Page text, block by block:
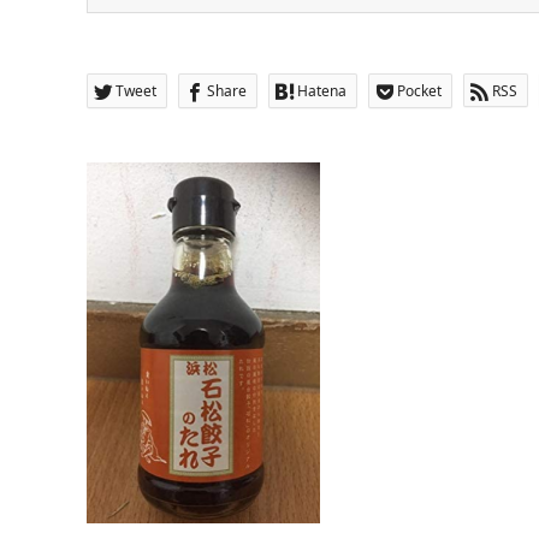
Tweet Share Hatena Pocket RSS